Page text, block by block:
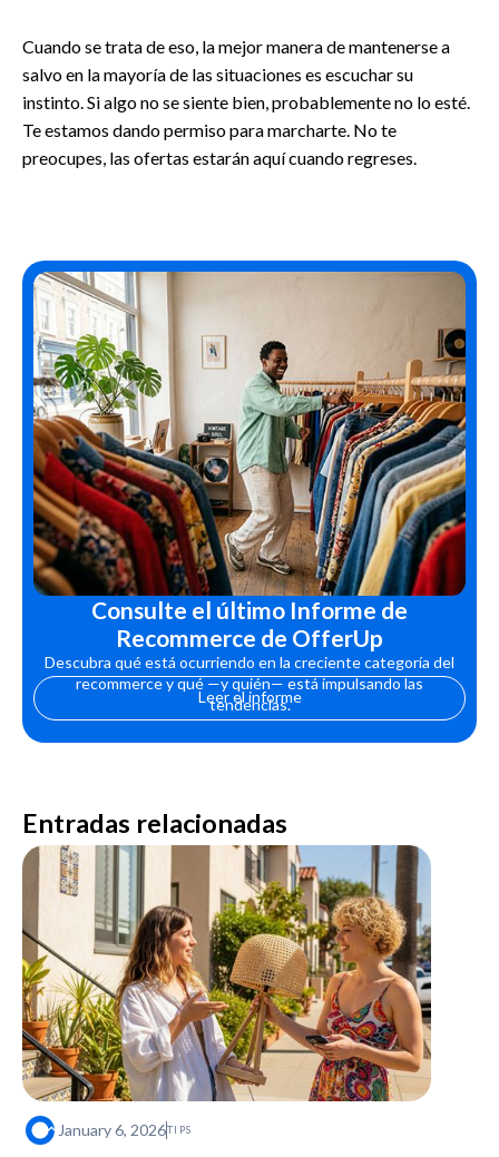
Consulte el último Informe de
Recommerce de OfferUp
Descubra qué está ocurriendo en la creciente categoría del
recommerce y qué —y quién— está impulsando las
tendencias.
Leer el informe
Cuando se trata de eso, la mejor manera de mantenerse a
salvo en la mayoría de las situaciones es escuchar su
instinto. Si algo no se siente bien, probablemente no lo esté.
Te estamos dando permiso para marcharte. No te
preocupes, las ofertas estarán aquí cuando regreses.
Entradas relacionadas
January 6, 2026TIPS